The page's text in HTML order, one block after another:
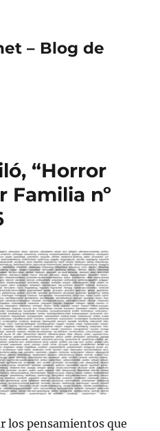
– Blog de
“Horror
Familia nº
los pensamientos que